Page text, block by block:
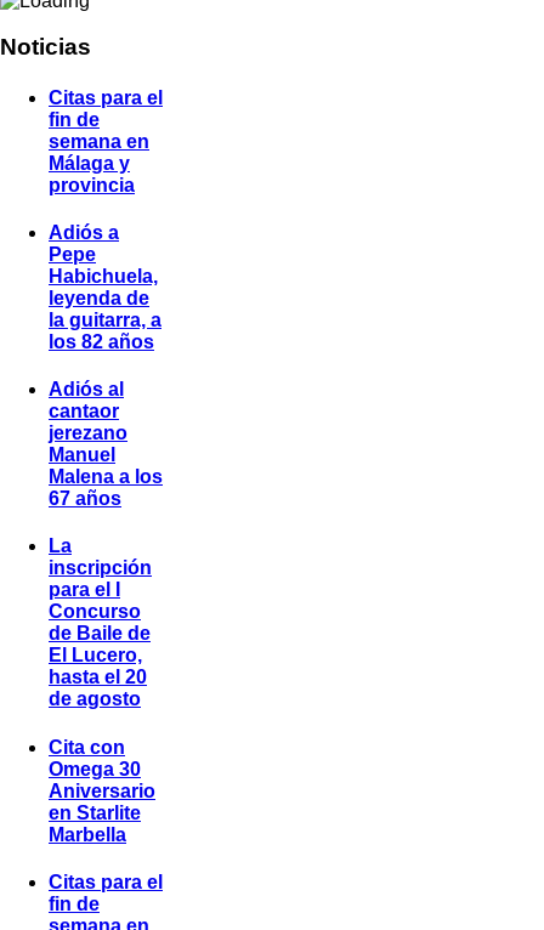
Noticias
Citas para el
fin de
semana en
Málaga y
provincia
Adiós a
Pepe
Habichuela,
leyenda de
la guitarra, a
los 82 años
Adiós al
cantaor
jerezano
Manuel
Malena a los
67 años
La
inscripción
para el I
Concurso
de Baile de
El Lucero,
hasta el 20
de agosto
Cita con
Omega 30
Aniversario
en Starlite
Marbella
Citas para el
fin de
semana en